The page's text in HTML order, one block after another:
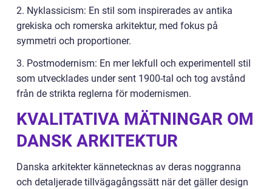
2. Nyklassicism: En stil som inspirerades av antika
grekiska och romerska arkitektur, med fokus på
symmetri och proportioner.
3. Postmodernism: En mer lekfull och experimentell stil
som utvecklades under sent 1900-tal och tog avstånd
från de strikta reglerna för modernismen.
KVALITATIVA MÄTNINGAR OM
DANSK ARKITEKTUR
Danska arkitekter kännetecknas av deras noggranna
och detaljerade tillvägagångssätt när det gäller design